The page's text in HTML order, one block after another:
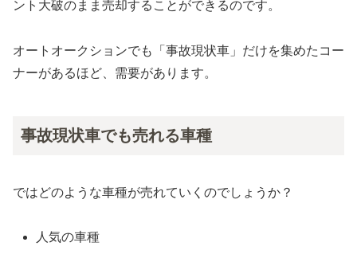
ント大破のまま売却することができるのです。
オートオークションでも「事故現状車」だけを集めたコー
ナーがあるほど、需要があります。
事故現状車でも売れる車種
ではどのような車種が売れていくのでしょうか？
人気の車種